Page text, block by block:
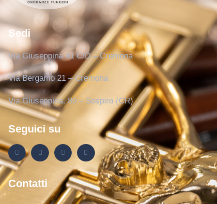
Sedi
Via Giuseppina 41 C/D – Cremona
Via Bergamo 21 – Cremona
Via Giuseppina, 80 – Sospiro (CR)
Seguici su
Contatti